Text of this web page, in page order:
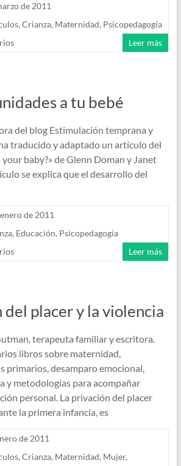
de 2011
, Crianza, Maternidad, Psicopedagogía
Leer más
a tu bebé
del blog Estimulación temprana y
traducido y adaptado un artículo del
baby?» de Glenn Doman y Janet
se explica que el desarrollo del
de 2011
, Educación, Psicopedagogía
Leer más
del placer y la violencia
terapeuta familiar y escritora.
libros sobre maternidad,
primarios, desamparo emocional,
y metodologías para acompañar
personal. La privación del placer
la primera infancia, es
de 2011
, Crianza, Maternidad, Mujer,